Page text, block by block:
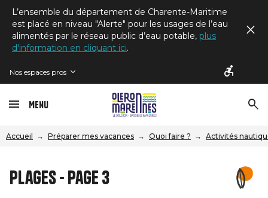
L’ensemble du département de Charente-Maritime
est placé en niveau "Alerte" pour les usages de l’eau
alimentés par le réseau public d’eau potable, plus
d'information en cliquant ici.
Nos espaces pros
Menu
Accueil Préparer mes vacances Quoi faire ? Activités
Plages - Page 3